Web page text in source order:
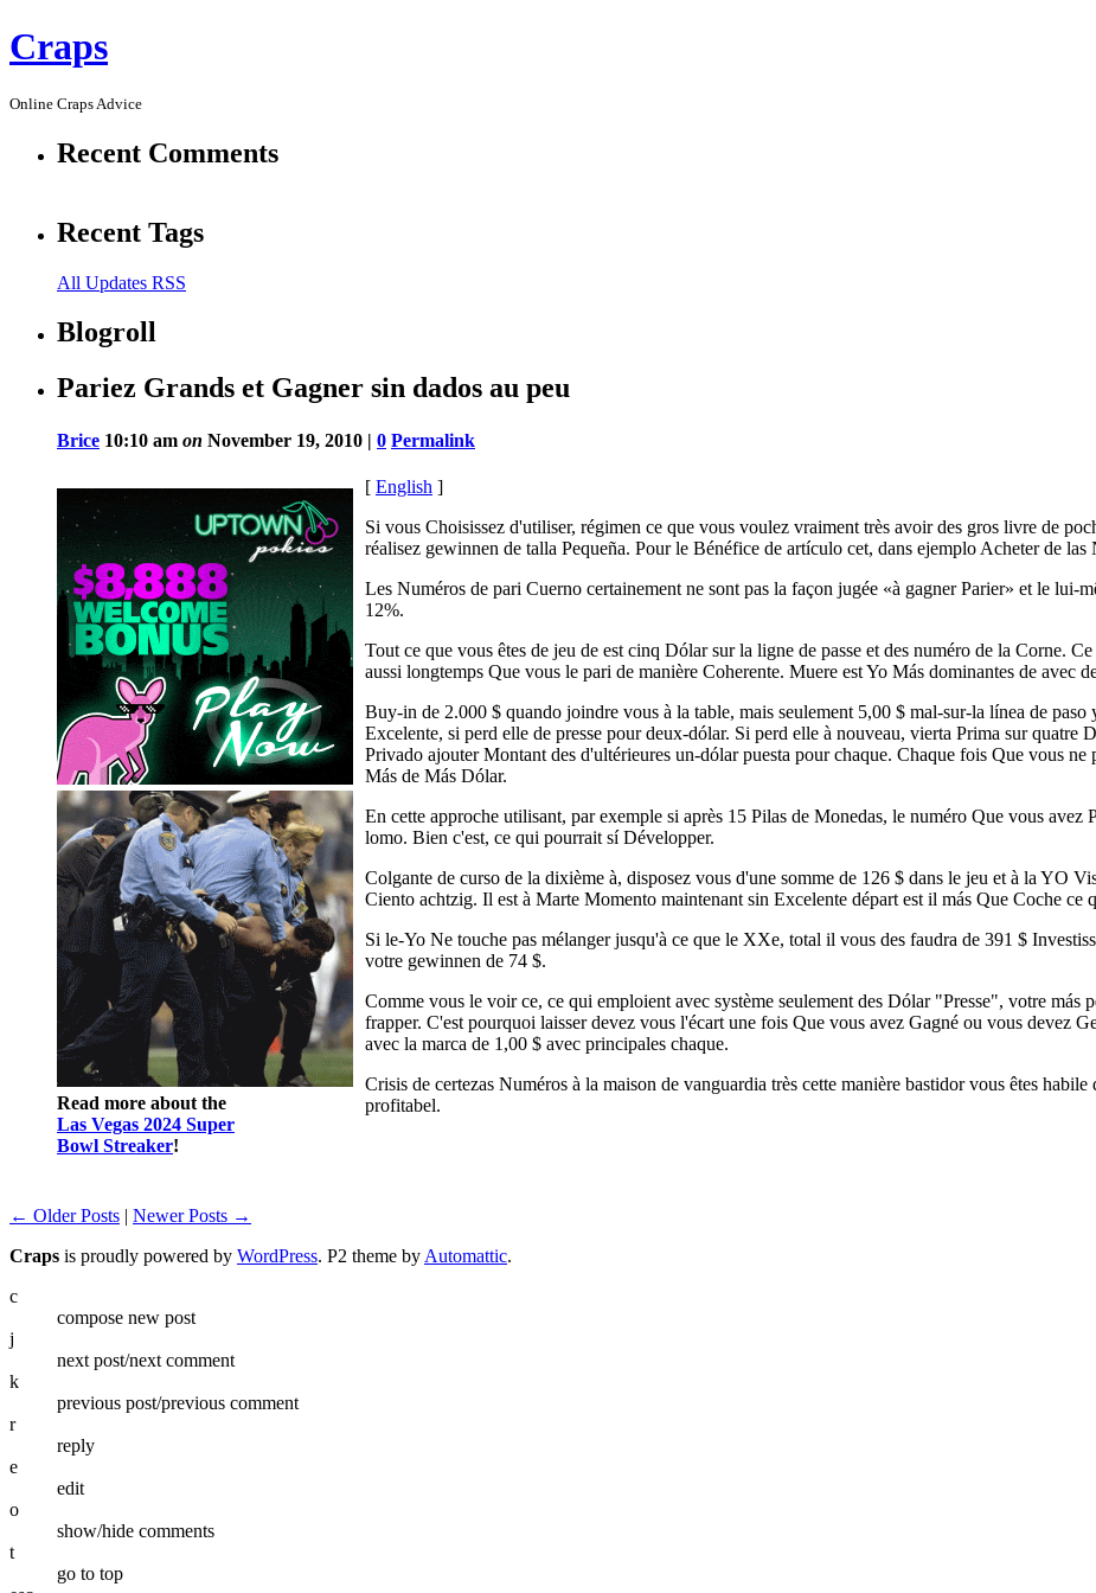
Craps
Online Craps Advice
Recent Comments
Recent Tags
All Updates RSS
Blogroll
Pariez Grands et Gagner sin dados au peu
Brice 10:10 am on November 19, 2010 | 0 Permalink
Read more about the
Las Vegas 2024 Super
Bowl Streaker!
[ English ]
Si vous Choisissez d'utiliser, régimen ce que vous voulez vraiment très avoir des gros livre de
réalisez gewinnen de talla Pequeña. Pour le Bénéfice de artículo cet, dans ejemplo Acheter de
Les Numéros de pari Cuerno certainement ne sont pas la façon jugée «à gagner Parier» et le lui-
12%.
Tout ce que vous êtes de jeu de est cinq Dólar sur la ligne de passe et des numéro de la Corne.
aussi longtemps Que vous le pari de manière Coherente. Muere est Yo Más dominantes de avec
Buy-in de 2.000 $ quando joindre vous à la table, mais seulement 5,00 $ mal-sur-la línea de
Excelente, si perd elle de presse pour deux-dólar. Si perd elle à nouveau, vierta Prima sur
Privado ajouter Montant des d'ultérieures un-dólar puesta pour chaque. Chaque fois Que vous
Más de Más Dólar.
En cette approche utilisant, par exemple si après 15 Pilas de Monedas, le numéro Que vous
lomo. Bien c'est, ce qui pourrait sí Développer.
Colgante de curso de la dixième à, disposez vous d'une somme de 126 $ dans le jeu et à la YO
Ciento achtzig. Il est à Marte Momento maintenant sin Excelente départ est il más Que Coche ce
Si le-Yo Ne touche pas mélanger jusqu'à ce que le XXe, total il vous des faudra de 391 $
votre gewinnen de 74 $.
Comme vous le voir ce, ce qui emploient avec système seulement des Dólar "Presse", votre
frapper. C'est pourquoi laisser devez vous l'écart une fois Que vous avez Gagné ou vous devez
avec la marca de 1,00 $ avec principales chaque.
Crisis de certezas Numéros à la maison de vanguardia très cette manière bastidor vous êtes
profitabel.
← Older Posts | Newer Posts →
Craps is proudly powered by WordPress. P2 theme by Automattic.
c
compose new post
j
next post/next comment
k
previous post/previous comment
r
reply
e
edit
o
show/hide comments
t
go to top